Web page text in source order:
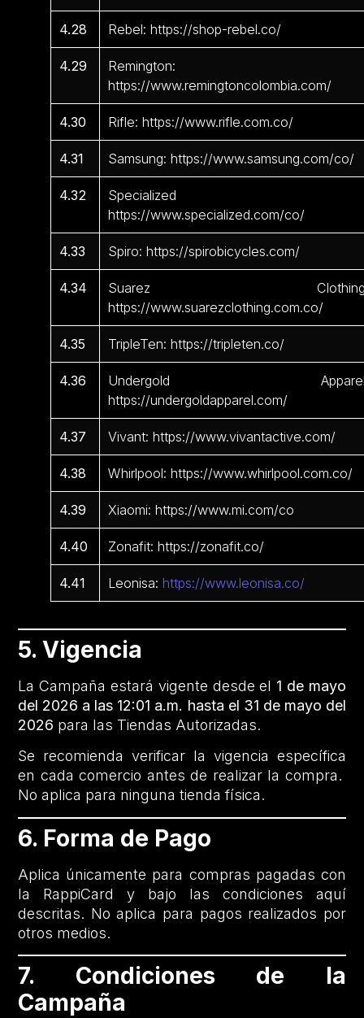
4.28 Rebel: https://shop-rebel.co/
4.29
Remington:
https://www.remingtoncolombia.com/
4.30 Rifle: https://www.rifle.com.co/
4.31 Samsung: https://www.samsung.com/co/
4.32
Specialized
https://www.specialized.com/co/
4.33 Spiro: https://spirobicycles.com/
4.34
Suarez
https://www.suarezclothing.com.co/
4.35 TripleTen: https://tripleten.co/
4.36
Undergold
https://undergoldapparel.com/
4.37 Vivant: https://www.vivantactive.com/
4.38 Whirlpool: https://www.whirlpool.com.co/
4.39 Xiaomi: https://www.mi.com/co
4.40 Zonafit: https://zonafit.co/
4.41 Leonisa:https://www.leonisa.co/
5. Vigencia
La Campaña estará vigente desde el 1 de mayo
del 2026 a las 12:01 a.m. hasta el 31 de mayo del
2026 para las Tiendas Autorizadas.
Se recomienda verificar la vigencia específica
en cada comercio antes de realizar la compra.
No aplica para ninguna tienda física.
6. Forma de Pago
Aplica únicamente para compras pagadas con
la RappiCard y bajo las condiciones aquí
descritas. No aplica para pagos realizados por
otros medios.
7. Condiciones de la
Campaña